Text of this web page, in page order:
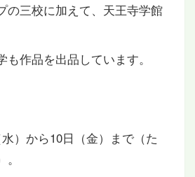
の三校に加えて、天王寺学館
作品を出品しています。
）から10日（金）まで（た
。